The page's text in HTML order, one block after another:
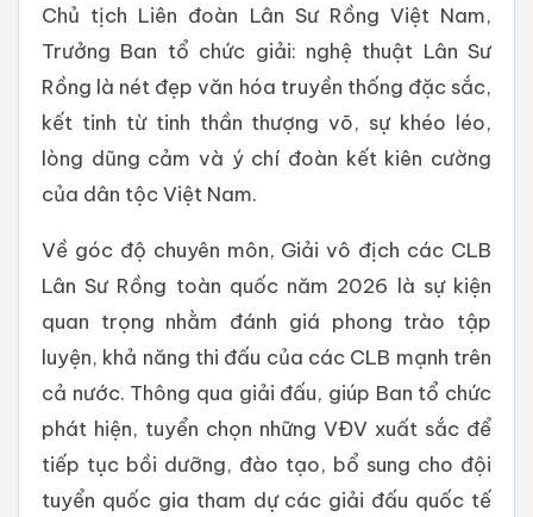
Chủ tịch Liên đoàn Lân Sư Rồng Việt Nam,
Trưởng Ban tổ chức giải: nghệ thuật Lân Sư
Rồng là nét đẹp văn hóa truyền thống đặc sắc,
kết tinh từ tinh thần thượng võ, sự khéo léo,
lòng dũng cảm và ý chí đoàn kết kiên cường
của dân tộc Việt Nam.
Về góc độ chuyên môn, Giải vô địch các CLB
Lân Sư Rồng toàn quốc năm 2026 là sự kiện
quan trọng nhằm đánh giá phong trào tập
luyện, khả năng thi đấu của các CLB mạnh trên
cả nước. Thông qua giải đấu, giúp Ban tổ chức
phát hiện, tuyển chọn những VĐV xuất sắc để
tiếp tục bồi dưỡng, đào tạo, bổ sung cho đội
tuyển quốc gia tham dự các giải đấu quốc tế